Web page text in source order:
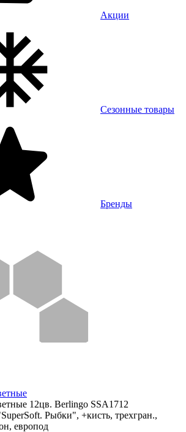
Акции
Сезонные товары
Бренды
12цв. Berlingo SSA1712
Рыбки", +кисть, трехгран.,
европод